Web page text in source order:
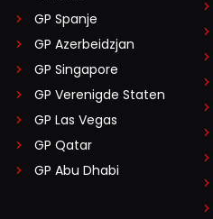
GP Spanje
GP Azerbeidzjan
GP Singapore
GP Verenigde Staten
GP Las Vegas
GP Qatar
GP Abu Dhabi